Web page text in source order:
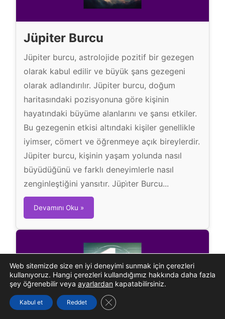
Jüpiter Burcu
Jüpiter burcu, astrolojide pozitif bir gezegen
olarak kabul edilir ve büyük şans gezegeni
olarak adlandırılır. Jüpiter burcu, doğum
haritasındaki pozisyonuna göre kişinin
hayatındaki büyüme alanlarını ve şansı etkiler.
Bu gezegenin etkisi altındaki kişiler genellikle
iyimser, cömert ve öğrenmeye açık bireylerdir.
Jüpiter burcu, kişinin yaşam yolunda nasıl
büyüdüğünü ve farklı deneyimlerle nasıl
zenginleştiğini yansıtır. Jüpi̇ter Burcu...
Devamını Oku »J
ü
p
i
t
e
r
u
Web sitemizde size en iyi deneyimi sunmak için çerezleri
kullanıyoruz. Hangi çerezleri kullandığımız hakkında daha fazla
şey öğrenebilir veya ayarlardan kapatabilirsiniz.
Kabul et Reddet GDPR çerez şeridini kapat